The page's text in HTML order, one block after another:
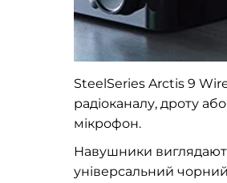
SteelSeries Arctis 9
радіоканалу, дроту
мікрофон.
Навушники
універсальний